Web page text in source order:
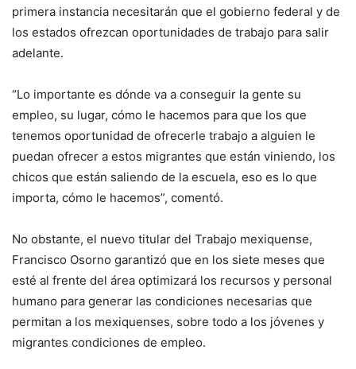
primera instancia necesitarán que el gobierno federal y de
los estados ofrezcan oportunidades de trabajo para salir
adelante.
“Lo importante es dónde va a conseguir la gente su
empleo, su lugar, cómo le hacemos para que los que
tenemos oportunidad de ofrecerle trabajo a alguien le
puedan ofrecer a estos migrantes que están viniendo, los
chicos que están saliendo de la escuela, eso es lo que
importa, cómo le hacemos”, comentó.
No obstante, el nuevo titular del Trabajo mexiquense,
Francisco Osorno garantizó que en los siete meses que
esté al frente del área optimizará los recursos y personal
humano para generar las condiciones necesarias que
permitan a los mexiquenses, sobre todo a los jóvenes y
migrantes condiciones de empleo.